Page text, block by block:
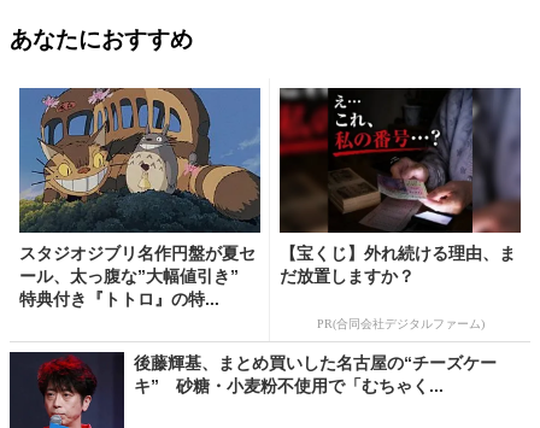
あなたにおすすめ
スタジオジブリ名作円盤が夏セ
ール、太っ腹な”大幅値引き”
特典付き『トトロ』の特...
【宝くじ】外れ続ける理由、ま
だ放置しますか？
PR(合同会社デジタルファーム)
後藤輝基、まとめ買いした名古屋の“チーズケー
キ” 砂糖・小麦粉不使用で「むちゃく...